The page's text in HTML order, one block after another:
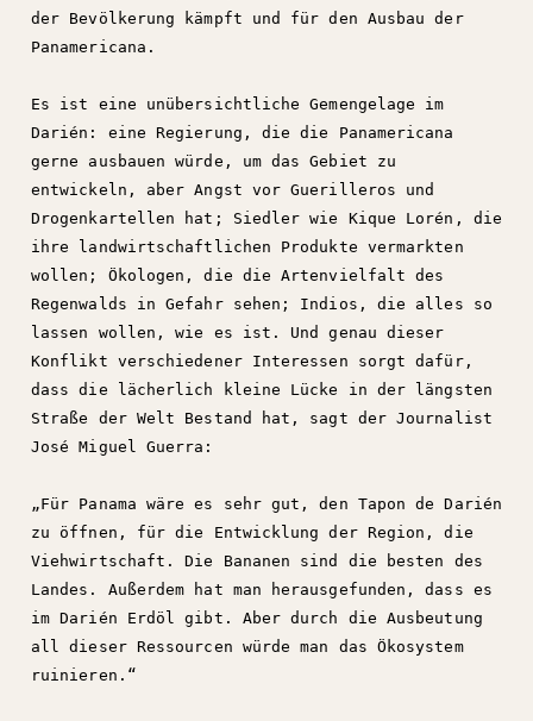
der Bevölkerung kämpft und für den Ausbau der
Panamericana.
Es ist eine unübersichtliche Gemengelage im
Darién: eine Regierung, die die Panamericana
gerne ausbauen würde, um das Gebiet zu
entwickeln, aber Angst vor Guerilleros und
Drogenkartellen hat; Siedler wie Kique Lorén, die
ihre landwirtschaftlichen Produkte vermarkten
wollen; Ökologen, die die Artenvielfalt des
Regenwalds in Gefahr sehen; Indios, die alles so
lassen wollen, wie es ist. Und genau dieser
Konflikt verschiedener Interessen sorgt dafür,
dass die lächerlich kleine Lücke in der längsten
Straße der Welt Bestand hat, sagt der Journalist
José Miguel Guerra:
„Für Panama wäre es sehr gut, den Tapon de Darién
zu öffnen, für die Entwicklung der Region, die
Viehwirtschaft. Die Bananen sind die besten des
Landes. Außerdem hat man herausgefunden, dass es
im Darién Erdöl gibt. Aber durch die Ausbeutung
all dieser Ressourcen würde man das Ökosystem
ruinieren.“